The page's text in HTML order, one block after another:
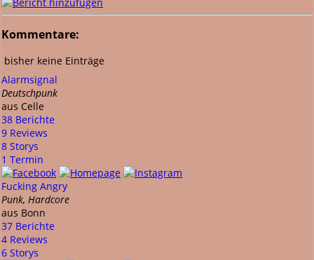
Kommentare:
bisher keine Einträge
Alarmsignal
Deutschpunk
aus Celle
38 Berichte
9 Reviews
8 Storys
1 Termin
Fucking Angry
Punk, Hardcore
aus Bonn
37 Berichte
4 Reviews
6 Storys